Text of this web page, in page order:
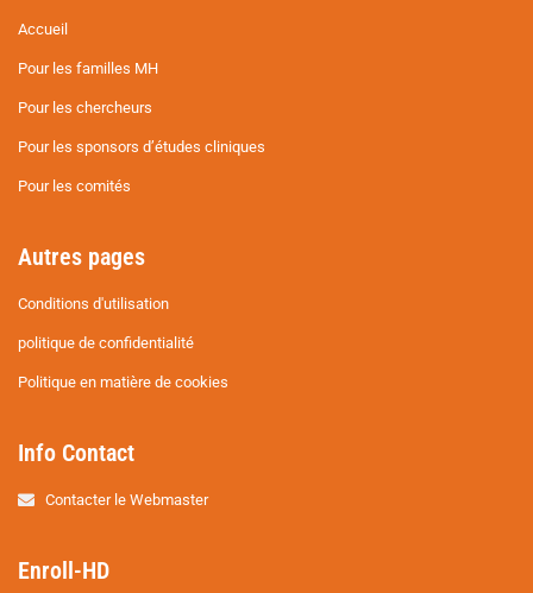
Accueil
Pour les familles MH
Pour les chercheurs
Pour les sponsors d’études cliniques
Pour les comités
Autres pages
Conditions d'utilisation
politique de confidentialité
Politique en matière de cookies
Info Contact
Contacter le Webmaster
Enroll-HD